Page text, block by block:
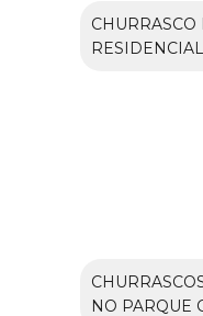
CHURRASCO
NO PARQUE